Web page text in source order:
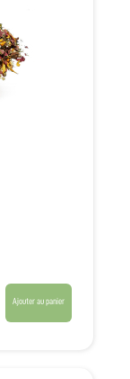
Ajouter au panier